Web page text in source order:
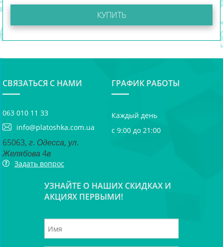
КУПИТЬ
СВЯЗАТЬСЯ С НАМИ
063 010 11 33
info@platoshka.com.ua
65063, г. Одесса, ул.
Желябова 4в
Задать вопрос
ГРАФИК РАБОТЫ
Каждый день
с 9:00 до 21:00
УЗНАЙТЕ О НАШИХ СКИДКАХ И
АКЦИЯХ ПЕРВЫМИ!